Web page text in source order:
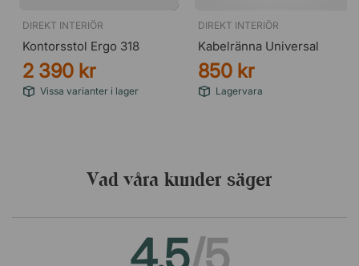
DIREKT INTERIÖR
Kontorsstol Ergo 318
2 390 kr
Vissa varianter i lager
DIREKT INTERIÖR
Kabelränna Universal
850 kr
Lagervara
Vad våra kunder säger